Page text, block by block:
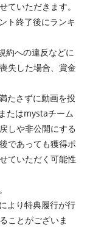
ていただきます。
ト終了後にランキ
約への違反などに
失した場合、賞金
たさずに動画を投
たはmystaチーム
しや非公開にする
であっても獲得ポ
ていただく可能性
より特典履行が行
ことがございま